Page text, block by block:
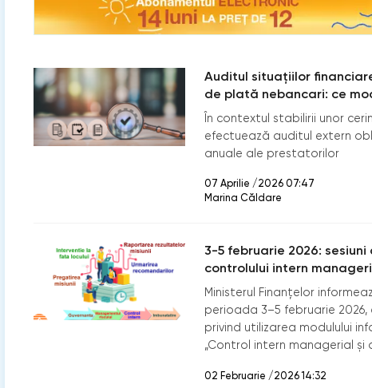
Auditul situațiilor
de plată nebancari: ce
În contextul stabilirii unor
efectuează auditul extern
anuale ale prestatorilor
07 Aprilie /2026 07:47
Marina Căldare
3-5 februarie 2026:
controlului intern
Ministerul Finanțelor
perioada 3–5 februarie 2026,
privind utilizarea modulului
„Control intern managerial și
02 Februarie /2026 14:32